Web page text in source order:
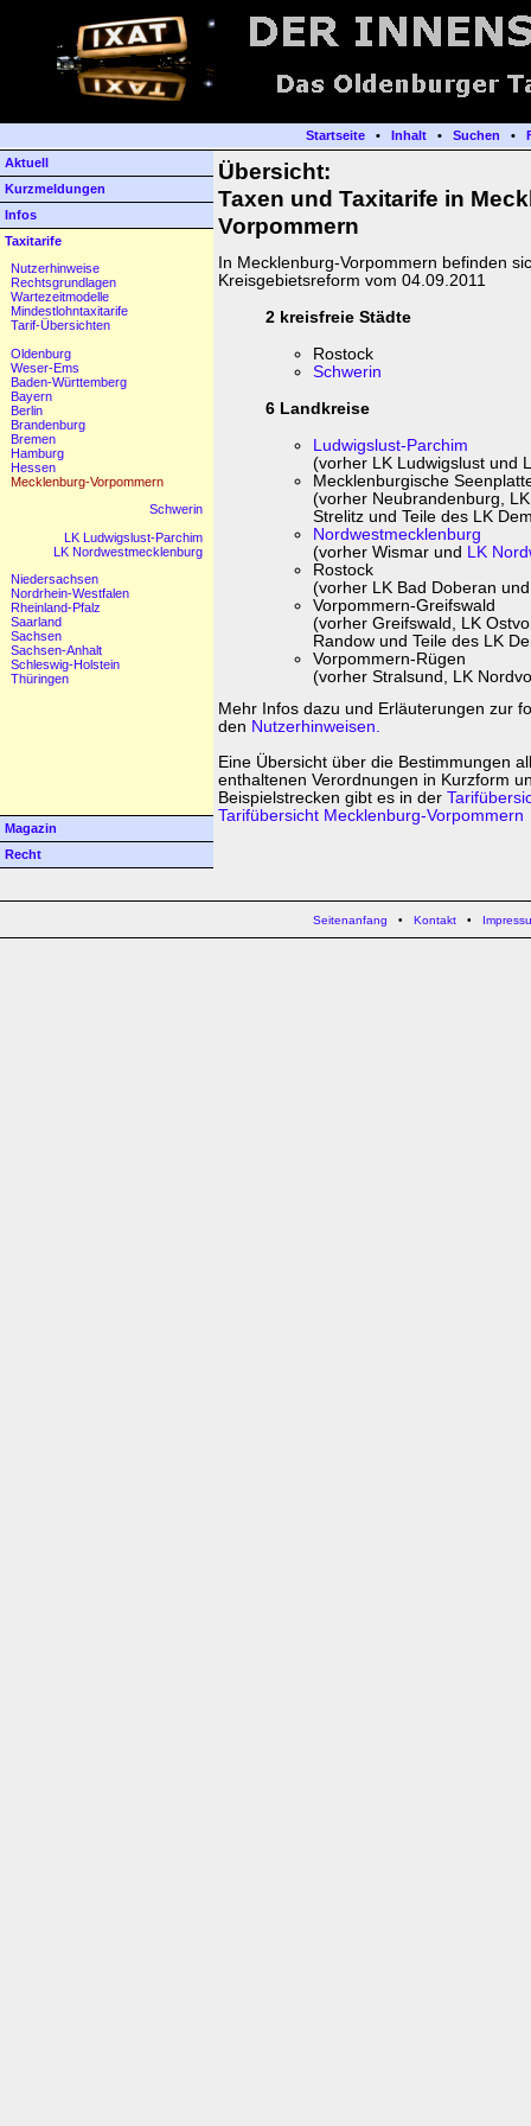
Startseite• Inhalt• Suchen •
Aktuell
Kurzmeldungen
Infos
Taxitarife
Nutzerhinweise
Rechtsgrundlagen
Wartezeitmodelle
Mindestlohntaxitarife
Tarif-Übersichten
Oldenburg
Weser-Ems
Baden-Württemberg
Bayern
Berlin
Brandenburg
Bremen
Hamburg
Hessen
Mecklenburg-Vorpommern
Schwerin
LK Ludwigslust-Parchim
LK Nordwestmecklenburg
Niedersachsen
Nordrhein-Westfalen
Rheinland-Pfalz
Saarland
Sachsen
Sachsen-Anhalt
Schleswig-Holstein
Thüringen
Magazin
Recht
Übersicht:
Taxen und Taxitarife in
Vorpommern
In Mecklenburg-Vorpommern befinden
Kreisgebietsreform vom 04.09.2011
2 kreisfreie Städte
Rostock
Schwerin
6 Landkreise
Ludwigslust-Parchim
(vorher LK Ludwigslust und
Mecklenburgische
(vorher Neubrandenburg,
Strelitz und Teile des LK
Nordwestmecklenburg
(vorher Wismar und
LK
Rostock
(vorher LK Bad Doberan
Vorpommern-Greifswald
(vorher Greifswald, LK
Randow und Teile des LK
Vorpommern-Rügen
(vorher Stralsund, LK
Mehr Infos dazu und Erläuterungen zur
den Nutzerhinweisen.
Eine Übersicht über die Bestimmungen
enthaltenen Verordnungen in Kurzform
Beispielstrecken gibt es in der
Tarifübersicht Mecklenburg-Vorpommern
Seitenanfang • Kontakt•